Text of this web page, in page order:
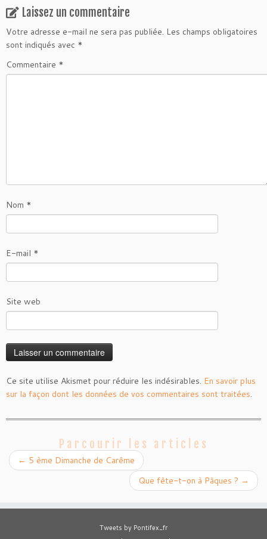
Laissez un commentaire
Votre adresse e-mail ne sera pas publiée. Les champs obligatoires
sont indiqués avec *
Commentaire *
Nom *
E-mail *
Site web
Ce site utilise Akismet pour réduire les indésirables. En savoir plus
sur la façon dont les données de vos commentaires sont traitées.
Parcourir les articles
← 5 ème Dimanche de Carême
Que fête-t-on à Pâques ? →
Tweets by Pontifex_fr